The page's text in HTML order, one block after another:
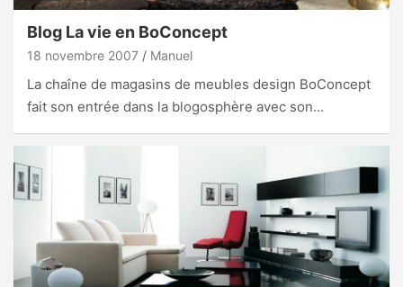
Blog La vie en BoConcept
18 novembre 2007 Manuel
La chaîne de magasins de meubles design BoConcept
fait son entrée dans la blogosphère avec son…